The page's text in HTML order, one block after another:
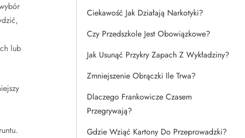
lub
Ciekawość Jak Działają Narkotyki?
Czy Przedszkole Jest Obowiązkowe?
Jak Usunąć Przykry Zapach Z Wykładziny?
Zmniejszenie Obrączki Ile Trwa?
Dlaczego Frankowicze Czasem
Przegrywają?
Gdzie Wziąć Kartony Do Przeprowadzki?